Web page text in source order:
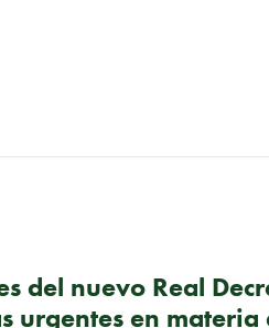
del nuevo Real
urgentes en materia